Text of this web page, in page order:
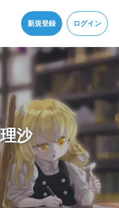
新規登録 ログイン
パシーポリシーを改定しました。
クリックします
らに快適に！
トール
沙